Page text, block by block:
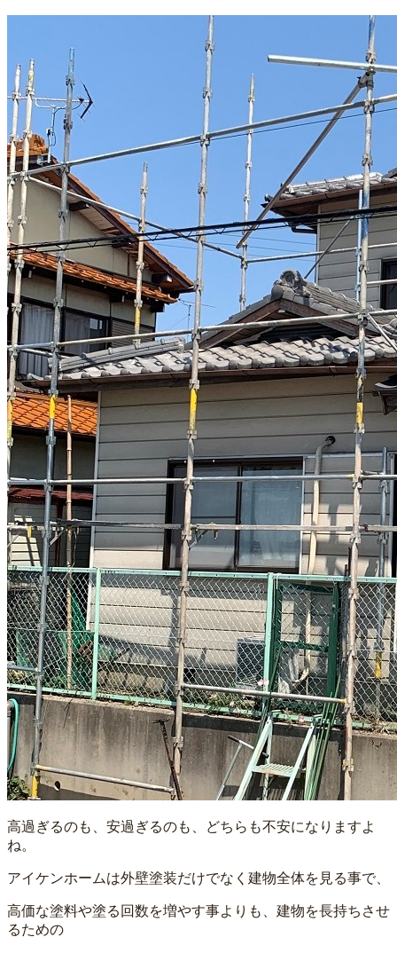
高過ぎるのも、安過ぎるのも、どちらも不安になりますよ
ね。
アイケンホームは外壁塗装だけでなく建物全体を見る事で、
高価な塗料や塗る回数を増やす事よりも、建物を長持ちさせ
るための